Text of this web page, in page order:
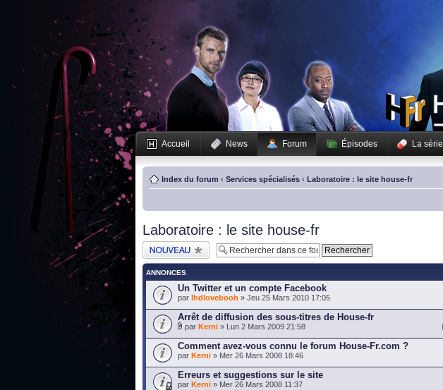
Accueil News Forum Épisodes La série
Index du forum ‹ Services spécialisés ‹ Laboratoire : le site house-fr
Laboratoire : le site house-fr
Publier un nouveau
sujet
ANNONCES
Un Twitter et un compte Facebook
par lhdlovebooh » Jeu 25 Mars 2010 17:05
Arrêt de diffusion des sous-titres de House-fr
par Kerni » Lun 2 Mars 2009 21:58
Comment avez-vous connu le forum House-Fr.com ?
par Kerni » Mer 26 Mars 2008 18:46
Erreurs et suggestions sur le site
par Kerni » Mer 26 Mars 2008 11:37